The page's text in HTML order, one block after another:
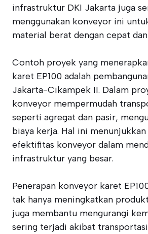
infrastruktur DKI Jakarta juga
menggunakan konveyor ini
material berat dengan cepat dan
Contoh proyek yang
karet EP100 adalah
Jakarta-Cikampek II. Dalam
konveyor mempermudah
seperti agregat dan pasir,
biaya kerja. Hal ini menunjukkan
efektifitas konveyor dalam
infrastruktur yang besar.
Penerapan konveyor karet
tak hanya meningkatkan
juga membantu mengurangi
sering terjadi akibat